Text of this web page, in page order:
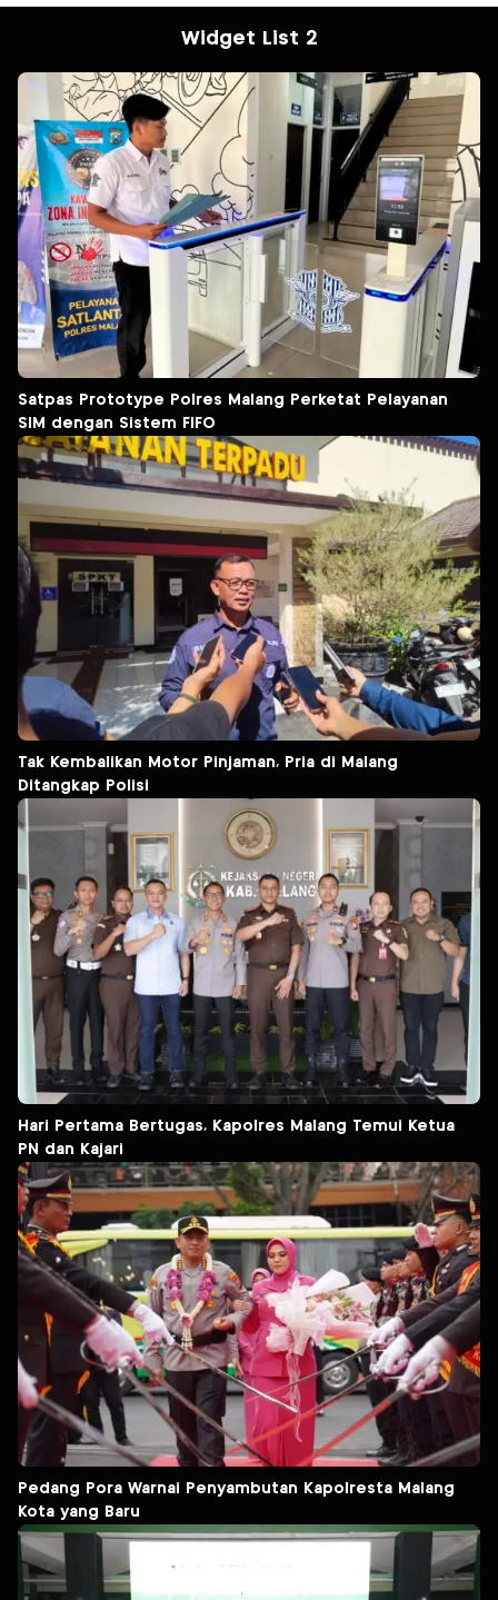
Widget List 2
Satpas Prototype Polres Malang Perketat Pelayanan
SIM dengan Sistem FIFO
Tak Kembalikan Motor Pinjaman, Pria di Malang
Ditangkap Polisi
Hari Pertama Bertugas, Kapolres Malang Temui Ketua
PN dan Kajari
Pedang Pora Warnai Penyambutan Kapolresta Malang
Kota yang Baru